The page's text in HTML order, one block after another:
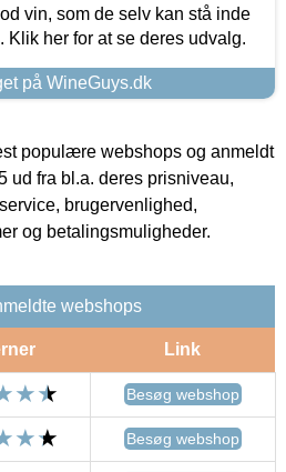
vin, som de selv kan stå inde
Klik her for at se deres udvalg.
på WineGuys.dk
populære webshops og anmeldt
ud fra bl.a. deres prisniveau,
brugervenlighed,
og betalingsmuligheder.
webshops
Link
Besøg webshop
Besøg webshop